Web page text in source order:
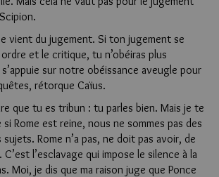
vient du jugement. Si ton jugement se
et le critique, tu n’obéiras plus
sur notre obéissance aveugle pour
rétorque Caïus.
que tu es tribun : tu parles bien. Mais je te
si Rome est reine, nous ne sommes pas des
sujets. Rome n’a pas, ne doit pas avoir, de
l’esclavage qui impose le silence à la
Moi, je dis que ma raison juge que Ponce